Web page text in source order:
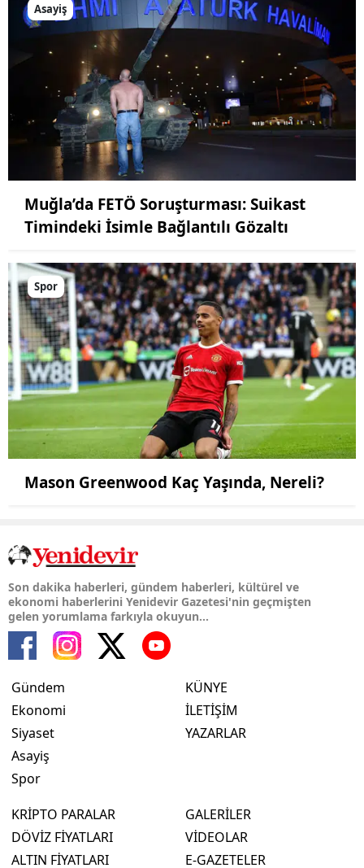
Asayiş
Muğla’da FETÖ Soruşturması: Suikast
Timindeki İsimle Bağlantılı Gözaltı
Spor
Mason Greenwood Kaç Yaşında, Nereli?
Son dakika haberleri, gündem haberleri, kültürel ve
ekonomi haberlerini Yenidevir Gazetesi'nin geçmişten
gelen yorumlama farkıyla okuyun...
Gündem
Ekonomi
Siyaset
Asayiş
Spor
KÜNYE
İLETİŞİM
YAZARLAR
KRİPTO PARALAR
DÖVİZ FİYATLARI
ALTIN FİYATLARI
GALERİLER
VİDEOLAR
E-GAZETELER